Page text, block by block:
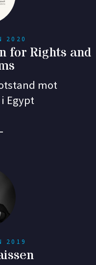
2020
for Rights and
mot
Egypt
2019